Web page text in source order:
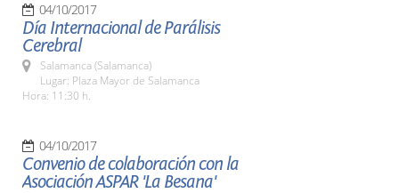
04/10/2017
Día Internacional de Parálisis
Cerebral
Salamanca (Salamanca)
Lugar: Plaza Mayor de Salamanca
Hora: 11:30 h.
04/10/2017
Convenio de colaboración con la
Asociación ASPAR 'La Besana'